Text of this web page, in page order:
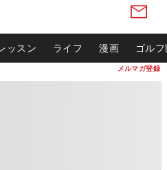
メルマガ登録
ッスン ライフ 漫画 ゴル